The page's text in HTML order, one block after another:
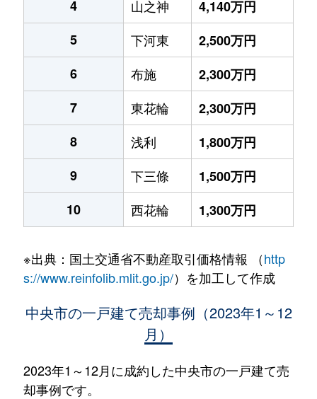
4
山之神
4,140万円
5
下河東
2,500万円
6
布施
2,300万円
7
東花輪
2,300万円
8
浅利
1,800万円
9
下三條
1,500万円
10
西花輪 1,300万円
※出典：国土交通省不動産取引価格情報 （http
s://www.reinfolib.mlit.go.jp/）を加工して作成
中央市の一戸建て売却事例（2023年1～12
月）
2023年1～12月に成約した中央市の一戸建て売
却事例です。